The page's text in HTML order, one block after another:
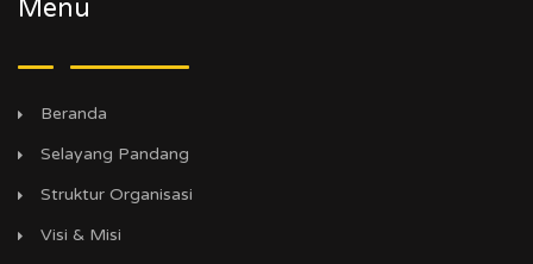
Menu
Beranda
Selayang Pandang
Struktur Organisasi
Visi & Misi